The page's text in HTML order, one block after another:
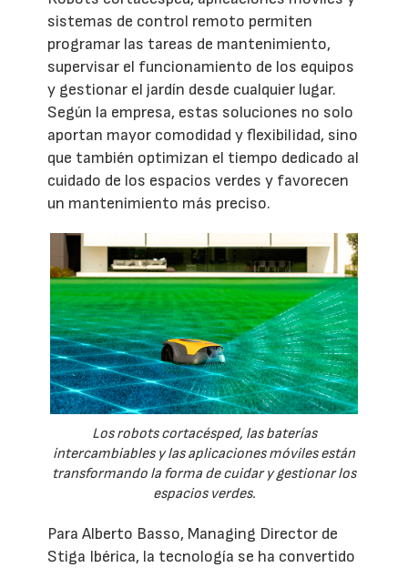
sistemas de control remoto permiten
programar las tareas de mantenimiento,
supervisar el funcionamiento de los equipos
y gestionar el jardín desde cualquier lugar.
Según la empresa, estas soluciones no solo
aportan mayor comodidad y flexibilidad, sino
que también optimizan el tiempo dedicado al
cuidado de los espacios verdes y favorecen
un mantenimiento más preciso.
Los robots cortacésped, las baterías
intercambiables y las aplicaciones móviles están
transformando la forma de cuidar y gestionar los
espacios verdes.
Para Alberto Basso, Managing Director de
Stiga Ibérica, la tecnología se ha convertido